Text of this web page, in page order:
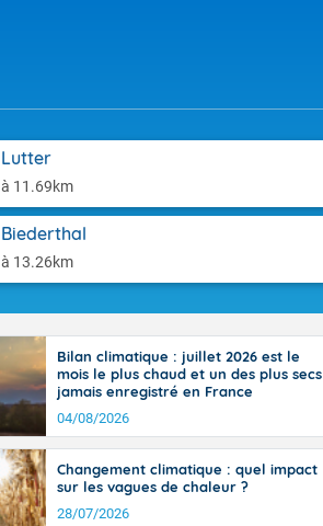
Lutter
à 11.69km
Biederthal
à 13.26km
Bilan climatique : juillet 2026 est le
mois le plus chaud et un des plus secs
jamais enregistré en France
04/08/2026
Changement climatique : quel impact
sur les vagues de chaleur ?
28/07/2026